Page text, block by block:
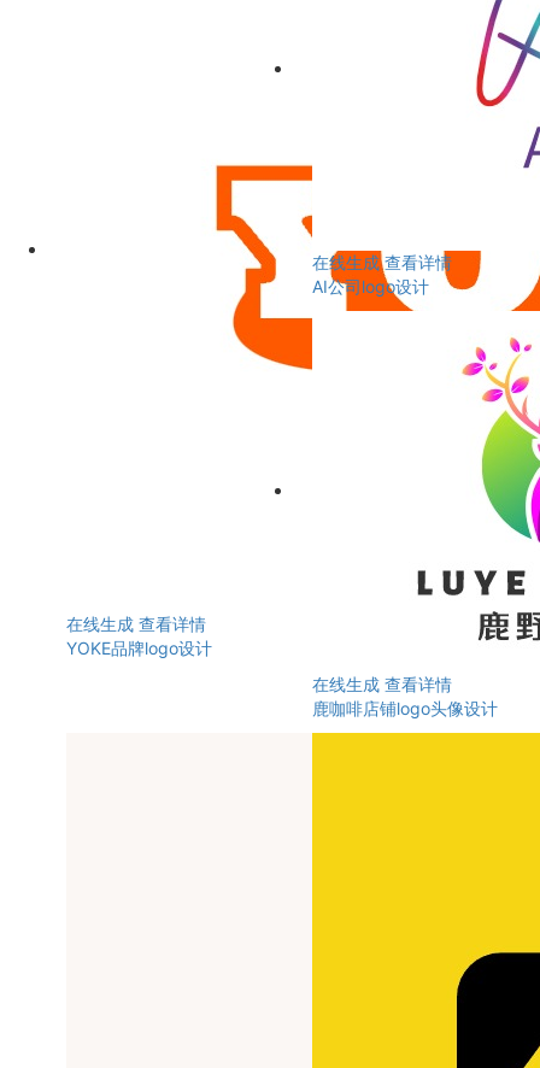
在线生成 查看详情
YOKE品牌logo设计
在线生成 查看详情
AI公司logo设计
在线生成 查看详情
鹿咖啡店铺logo头像设计